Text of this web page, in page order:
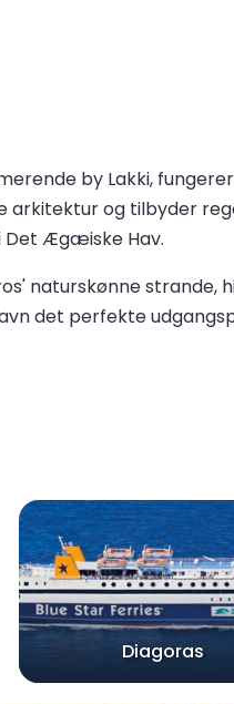
by Lakki,
arkitektur og tilbyder
Det Ægæiske Hav.
naturskønne
det perfekte
Diagoras